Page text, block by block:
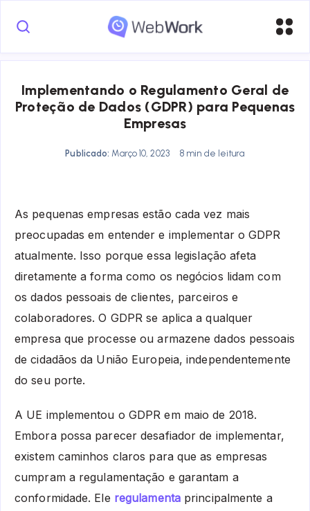
Implementando o Regulamento Geral de
Proteção de Dados (GDPR) para Pequenas
Empresas
Publicado: Março 10, 2023 8 min de leitura
As pequenas empresas estão cada vez mais
preocupadas em entender e implementar o GDPR
atualmente. Isso porque essa legislação afeta
diretamente a forma como os negócios lidam com
os dados pessoais de clientes, parceiros e
colaboradores. O GDPR se aplica a qualquer
empresa que processe ou armazene dados pessoais
de cidadãos da União Europeia, independentemente
do seu porte.
A UE implementou o GDPR em maio de 2018.
Embora possa parecer desafiador de implementar,
existem caminhos claros para que as empresas
cumpram a regulamentação e garantam a
conformidade. Ele regulamentaprincipalmente a